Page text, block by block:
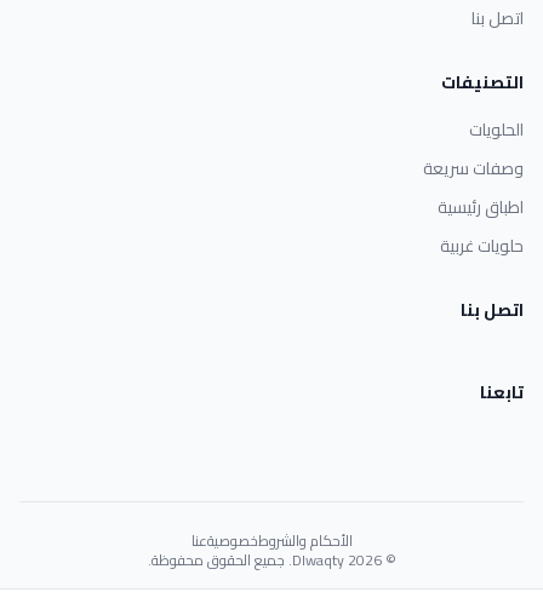
اتصل بنا
التصنيفات
الحلويات
وصفات سريعة
اطباق رئيسية
حلويات غربية
اتصل بنا
تابعنا
الأحكام والشروطخصوصيةعنا
© 2026 Dlwaqty. جميع الحقوق محفوظة.